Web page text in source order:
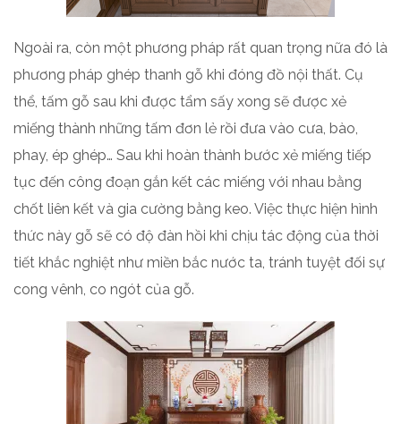
Ngoài ra, còn một phương pháp rất quan trọng nữa đó là
phương pháp ghép thanh gỗ khi đóng đồ nội thất. Cụ
thể, tấm gỗ sau khi được tẩm sấy xong sẽ được xẻ
miếng thành những tấm đơn lẻ rồi đưa vào cưa, bào,
phay, ép ghép… Sau khi hoàn thành bước xẻ miếng tiếp
tục đến công đoạn gắn kết các miếng với nhau bằng
chốt liên kết và gia cường bằng keo. Việc thực hiện hình
thức này gỗ sẽ có độ đàn hồi khi chịu tác động của thời
tiết khắc nghiệt như miền bắc nước ta, tránh tuyệt đối sự
cong vênh, co ngót của gỗ.